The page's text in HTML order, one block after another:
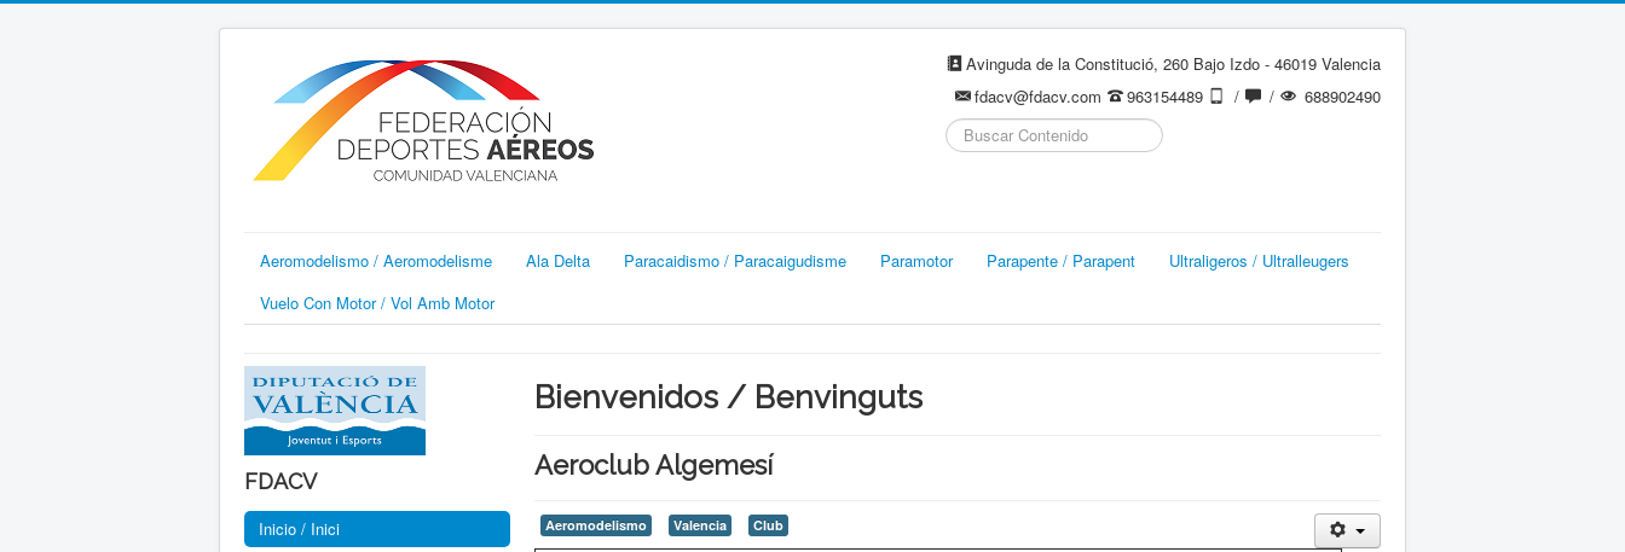
Avinguda de la Constitució, 260 Bajo Izdo - 46019 Valencia
fdacv@fdacv.com
963154489 / /
688902490
Buscar...
Aeromodelismo / Aeromodelisme Ala Delta Paracaidismo / Paracaigudisme Paramotor Parapente / Parapent
Ultraligeros / Ultralleugers
Vuelo Con Motor / Vol Amb Motor
FDACV
Inicio / Inici
Bienvenidos / Benvinguts
Aeroclub Algemesí
Aeromodelismo Valencia Club